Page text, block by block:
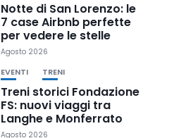
Notte di San Lorenzo: le
7 case Airbnb perfette
per vedere le stelle
Agosto 2026
EVENTI TRENI
Treni storici Fondazione
FS: nuovi viaggi tra
Langhe e Monferrato
Agosto 2026